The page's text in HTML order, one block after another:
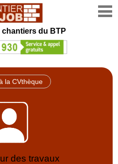
chantiers du BTP
la CVthèque
des travaux